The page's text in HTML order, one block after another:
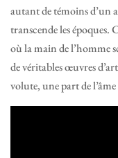
autant de témoins d’un
transcende les époques.
où la main de l’homme
de véritables œuvres
volute, une part de